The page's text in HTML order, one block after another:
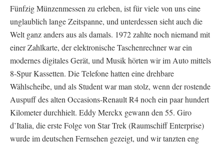
Fünfzig Münzenmessen zu erleben, ist für viele von uns eine
unglaublich lange Zeitspanne, und unterdessen sieht auch die
Welt ganz anders aus als damals. 1972 zahlte noch niemand mit
einer Zahlkarte, der elektronische Taschenrechner war ein
modernes digitales Gerät, und Musik hörten wir im Auto mittels
8-Spur Kassetten. Die Telefone hatten eine drehbare
Wählscheibe, und als Student war man stolz, wenn der rostende
Auspuff des alten Occasions-Renault R4 noch ein paar hundert
Kilometer durchhielt. Eddy Merckx gewann den 55. Giro
d’Italia, die erste Folge von Star Trek (Raumschiff Enterprise)
wurde im deutschen Fernsehen gezeigt, und wir tanzten eng